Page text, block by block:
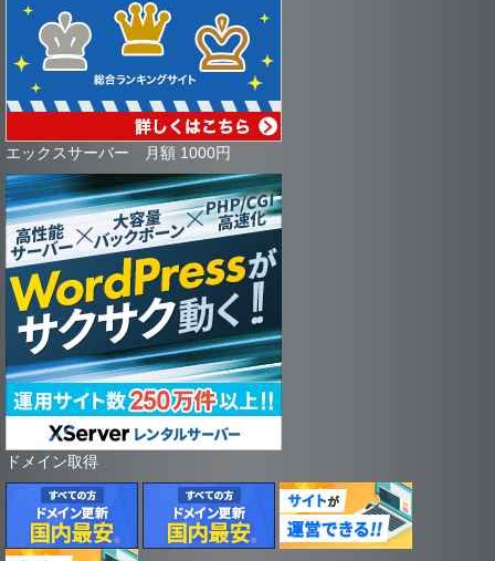
エックスサーバー 月額 1000円
ドメイン取得